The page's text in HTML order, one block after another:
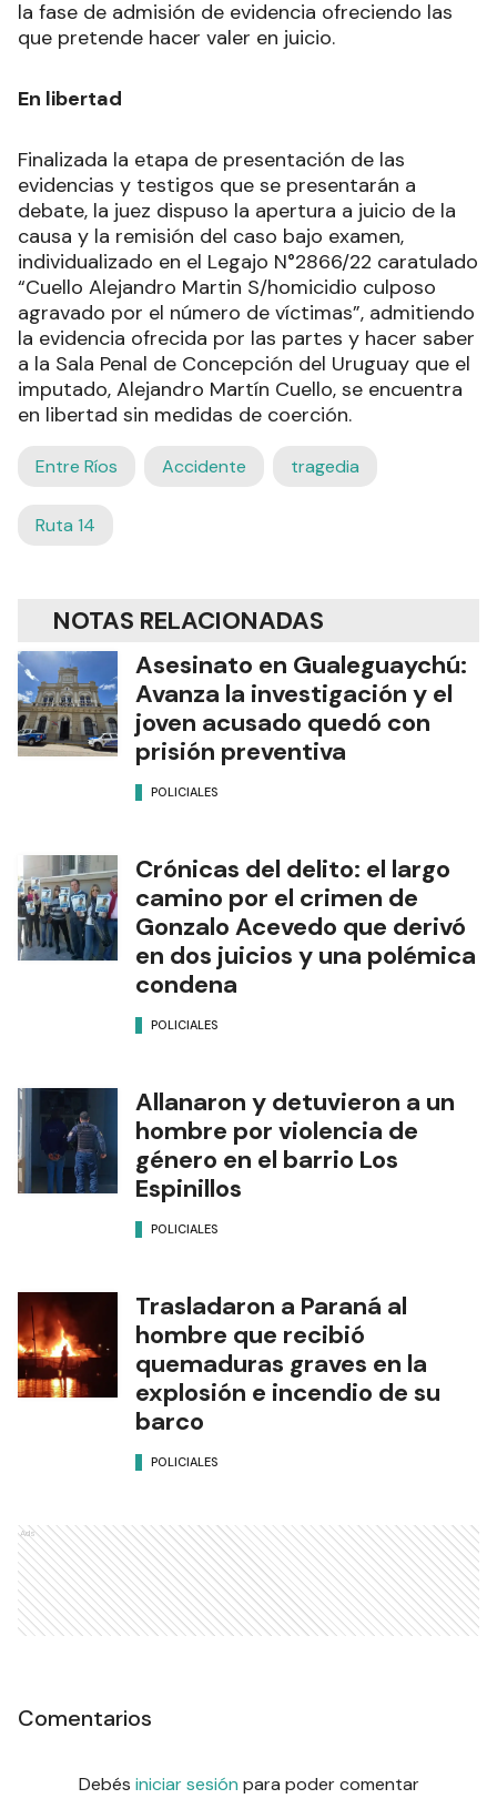
la fase de admisión de evidencia ofreciendo las
que pretende hacer valer en juicio.
En libertad
Finalizada la etapa de presentación de las
evidencias y testigos que se presentarán a
debate, la juez dispuso la apertura a juicio de la
causa y la remisión del caso bajo examen,
individualizado en el Legajo N°2866/22 caratulado
“Cuello Alejandro Martin S/homicidio culposo
agravado por el número de víctimas”, admitiendo
la evidencia ofrecida por las partes y hacer saber
a la Sala Penal de Concepción del Uruguay que el
imputado, Alejandro Martín Cuello, se encuentra
en libertad sin medidas de coerción.
Entre Ríos Accidente tragedia
Ruta 14
NOTAS RELACIONADAS
Asesinato en Gualeguaychú:
Avanza la investigación y el
joven acusado quedó con
prisión preventiva
POLICIALES
Crónicas del delito: el largo
camino por el crimen de
Gonzalo Acevedo que derivó
en dos juicios y una polémica
condena
POLICIALES
Allanaron y detuvieron a un
hombre por violencia de
género en el barrio Los
Espinillos
POLICIALES
Trasladaron a Paraná al
hombre que recibió
quemaduras graves en la
explosión e incendio de su
barco
POLICIALES
Ads
Comentarios
Debés iniciar sesión para poder comentar